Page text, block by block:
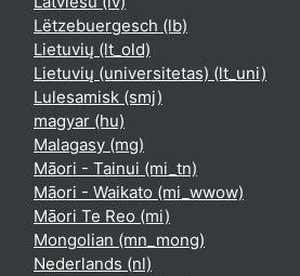
Lëtzebuergesch ‎(lb)‎
Lietuvių ‎(lt_old)‎
Lietuvių (universitetas) ‎(lt_uni)‎
Lulesamisk ‎(smj)‎
magyar ‎(hu)‎
Malagasy ‎(mg)‎
Māori - Tainui ‎(mi_tn)‎
Māori - Waikato ‎(mi_wwow)‎
Māori Te Reo ‎(mi)‎
Mongolian ‎(mn_mong)‎
Nederlands ‎(nl)‎